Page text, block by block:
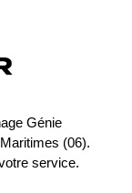
Génie
(06).
service.